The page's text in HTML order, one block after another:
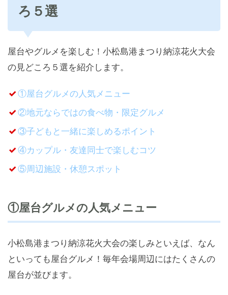
ろ５選
屋台やグルメを楽しむ！小松島港まつり納涼花火大会
の見どころ５選を紹介します。
①屋台グルメの人気メニュー
②地元ならではの食べ物・限定グルメ
③子どもと一緒に楽しめるポイント
④カップル・友達同士で楽しむコツ
⑤周辺施設・休憩スポット
①屋台グルメの人気メニュー
小松島港まつり納涼花火大会の楽しみといえば、なん
といっても屋台グルメ！毎年会場周辺にはたくさんの
屋台が並びます。